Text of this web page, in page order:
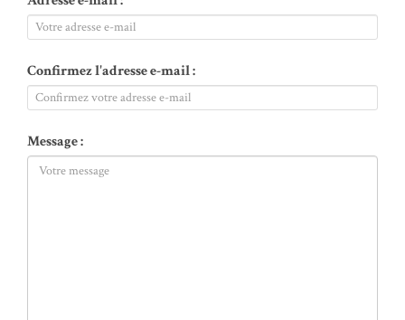
Confirmez l'adresse e-mail :
Message :